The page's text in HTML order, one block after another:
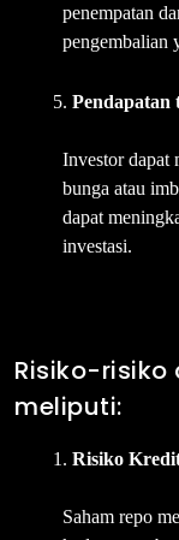
penempatan
pengembalian
Pendapatan
Investor dapat
bunga atau
dapat
investasi.
Risiko-
meliputi:
Risiko
Saham repo